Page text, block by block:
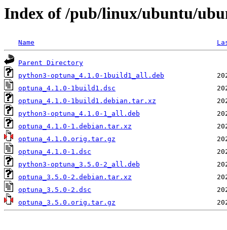
Index of /pub/linux/ubuntu/
Name
Parent Directory
python3-optuna_4.1.0-1build1_all.deb
optuna_4.1.0-1build1.dsc
optuna_4.1.0-1build1.debian.tar.xz
python3-optuna_4.1.0-1_all.deb
optuna_4.1.0-1.debian.tar.xz
optuna_4.1.0.orig.tar.gz
optuna_4.1.0-1.dsc
python3-optuna_3.5.0-2_all.deb
optuna_3.5.0-2.debian.tar.xz
optuna_3.5.0-2.dsc
optuna_3.5.0.orig.tar.gz